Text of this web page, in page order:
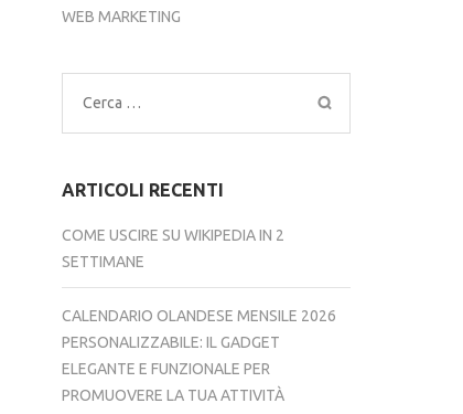
WEB MARKETING
Ricerca
per:
ARTICOLI RECENTI
COME USCIRE SU WIKIPEDIA IN 2
SETTIMANE
CALENDARIO OLANDESE MENSILE 2026
PERSONALIZZABILE: IL GADGET
ELEGANTE E FUNZIONALE PER
PROMUOVERE LA TUA ATTIVITÀ